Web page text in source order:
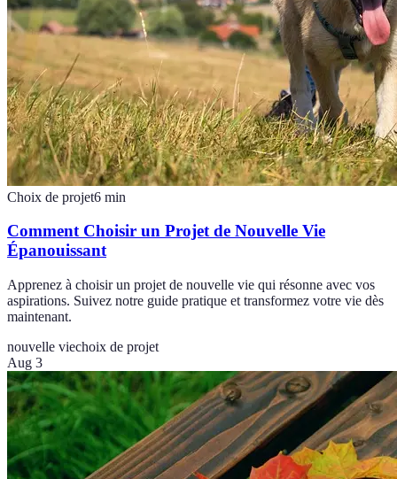
Choix de projet6 min
Comment Choisir un Projet de Nouvelle Vie
Épanouissant
Apprenez à choisir un projet de nouvelle vie qui résonne avec vos
aspirations. Suivez notre guide pratique et transformez votre vie dès
maintenant.
nouvelle viechoix de projet
Aug 3